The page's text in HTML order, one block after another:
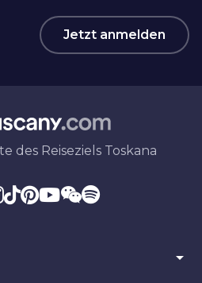
Jetzt anmelden
des Reiseziels Toskana
arrow_drop_down